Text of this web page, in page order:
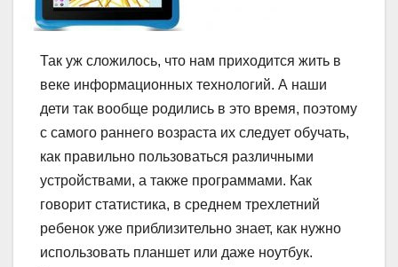
Так уж сложилось, что нам приходится жить в
веке информационных технологий. А наши
дети так вообще родились в это время, поэтому
с самого раннего возраста их следует обучать,
как правильно пользоваться различными
устройствами, а также программами. Как
говорит статистика, в среднем трехлетний
ребенок уже приблизительно знает, как нужно
использовать планшет или даже ноутбук.